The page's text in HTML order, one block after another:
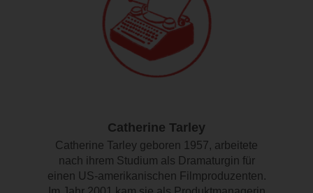
Catherine Tarley
Catherine Tarley geboren 1957, arbeitete
nach ihrem Studium als Dramaturgin für
einen US-amerikanischen Filmproduzenten.